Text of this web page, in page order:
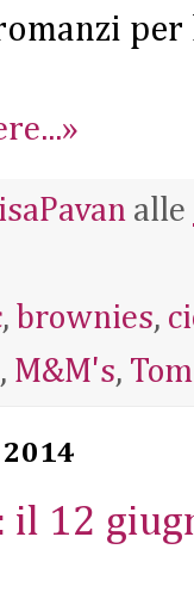
per
alle
, brownies,
, M&M's,
il 12